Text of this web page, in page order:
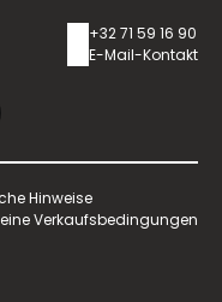
+32 71 59 16 90
E-Mail-Kontakt
Hinweise
Verkaufsbedingungen